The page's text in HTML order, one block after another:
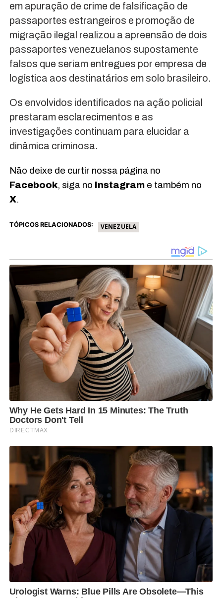
em apuração de crime de falsificação de
passaportes estrangeiros e promoção de
migração ilegal realizou a apreensão de dois
passaportes venezuelanos supostamente
falsos que seriam entregues por empresa de
logística aos destinatários em solo brasileiro.
Os envolvidos identificados na ação policial
prestaram esclarecimentos e as
investigações continuam para elucidar a
dinâmica criminosa.
Não deixe de curtir nossa página no
Facebook, siga no Instagrame também no
X.
TÓPICOS RELACIONADOS: VENEZUELA